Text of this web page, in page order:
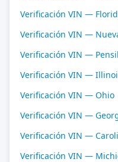
Verificación VIN —
Verificación VIN —
Verificación VIN —
Verificación VIN —
Verificación VIN — Ohio
Verificación VIN —
Verificación VIN —
Verificación VIN —